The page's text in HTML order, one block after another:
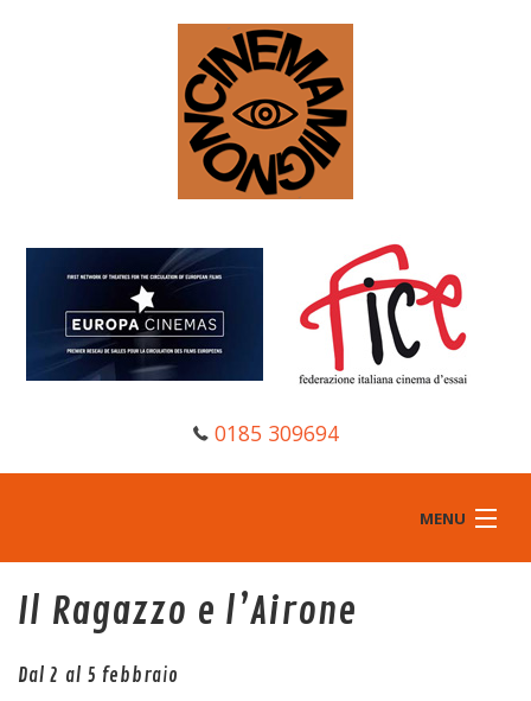
0185 309694
MENU
La sala
Il Ragazzo e l’Airone
Dal 2 al 5 febbraio